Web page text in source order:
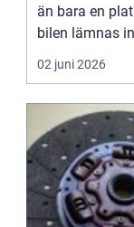
än bara en
bilen lämnas
något går
många
verkstad om
vardagslogistik
längden
ekonomi. En
servas
02 juni 2026